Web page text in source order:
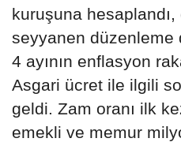
kuruşuna hesaplandı,
seyyanen düzenleme
4 ayının enflasyon
Asgari ücret ile ilgili
geldi. Zam oranı ilk
emekli ve memur